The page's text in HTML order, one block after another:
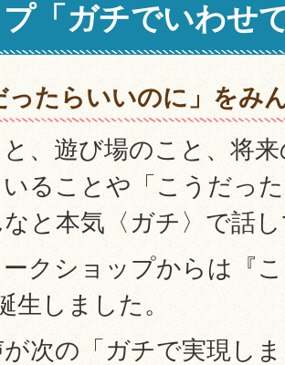
「ガチでいわせ
ったらいいのに」をみ
、遊び場のこと、将
ることや「こうだっ
と本気〈ガチ〉で話
クショップからは『
生しました。
次の「ガチで実現し